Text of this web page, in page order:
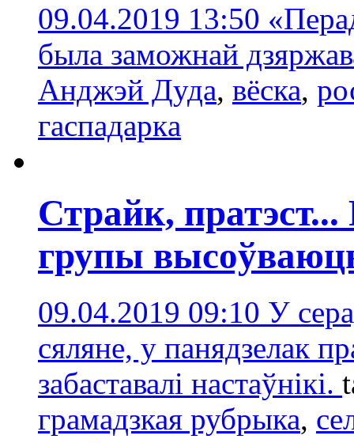
09.04.2019 13:50
была заможнай
Анджэй Дуда, вёска,
гаспадаркa
Страйк,
групы
09.04.2019 09:10 У
сяляне, у панядзелак
забаставалі настаўнікі.
грамадзкая рубрыка,